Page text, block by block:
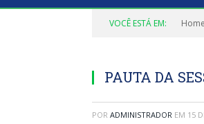
VOCÊ ESTÁ EM: Home
PAUTA DA
POR ADMINISTRADOR EM 15